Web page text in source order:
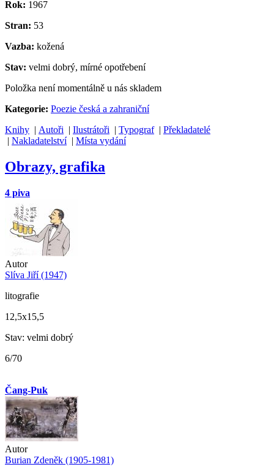
Rok: 1967
Stran: 53
Vazba: kožená
Stav: velmi dobrý, mírné opotřebení
Položka není momentálně u nás skladem
Kategorie: Poezie česká a zahraniční
Knihy | Autoři | Ilustrátoři | Typograf| Překladatelé
| Nakladatelství| Místa vydání
Obrazy, grafika
4 piva
Autor
Slíva Jiří (1947)
litografie
12,5x15,5
Stav: velmi dobrý
6/70
Čang-Puk
Autor
Burian Zdeněk (1905-1981)